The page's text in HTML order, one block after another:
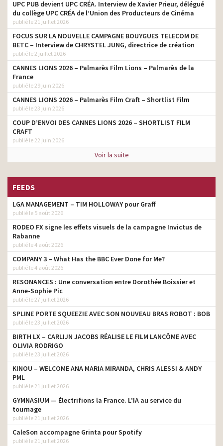
Bouygues Telecom – Vous
allez redécouvrir votre
maison
Sega – Humankind- Trailer
To The Moon
head tv prod
Orangina – C’est meilleur
quand c’est secoué
Givenchy – Irrésistible Eau
de Parfum – Fran
Summers
head tv prod
Sega – Humankind- It’s
more than History. It’s
your Story
Valentino – Voce Viva –
Y de Yves Saint Laurent –
Lenny Kravitz – Why not?
Yves Saint Laurent – Mon
Valentino – Born In Roma
Yves Saint Laurent – Libre,
le nouveau parfum féminin
– Dua Lipa
head tv prod
Evian – Live Young – 2019
Beautiful Sport –
Crocodile Inside
head tv prod
Yves Saint Laurent – Y Eau
de Parfum – Adam Levine
Yves Saint Laurent – Black
Opium- Zoë Kravitz
head tv prod
SoFoot – Le papier
Yves Saint Laurent –
L’Homme Cologne Bleue
Eric Bompard – La douceur
est invincible
head tv prod
UPC PUB devient UPC CRÉA. Interview de Xavier Prieur, délégué
du collège UPC CRÉA de l’Union des Producteurs de Cinéma
publié le 21 juillet 2026
FOCUS SUR LA NOUVELLE CAMPAGNE BOUYGUES TELECOM DE
BETC – Interview de CHRYSTEL JUNG, directrice de création
publié le 2 juillet 2026
CANNES LIONS 2026 – Palmarès Film Lions – Palmarès de la
France
publié le 29 juin 2026
CANNES LIONS 2026 – Palmarès Film Craft – Shortlist Film
publié le 23 juin 2026
COUP D’ENVOI DES CANNES LIONS 2026 – SHORTLIST FILM
CRAFT
publié le 22 juin 2026
Voir la suite
FEEDS
LGA MANAGEMENT – TIM HOLLOWAY pour Graff
publié le 5 août 2026
RODEO FX signe les effets visuels de la campagne Invictus de
Rabanne
publié le 4 août 2026
COMPANY 3 – What Has the BBC Ever Done for Me?
publié le 4 août 2026
RESONANCES : Une conversation entre Dorothée Boissier et
Anne-Sophie Pic
publié le 27 juillet 2026
SPLINE PORTE SQUEEZIE AVEC SON NOUVEAU BRAS ROBOT : BOB
publié le 23 juillet 2026
BIRTH LX – CARLIJN JACOBS RÉALISE LE FILM LANCÔME AVEC
OLIVIA RODRIGO
publié le 23 juillet 2026
KINOU – WELCOME ANA MARIA MIRANDA, CHRIS ALESSI & ANDY
PML
publié le 21 juillet 2026
GYMNASIUM — Électrifions la France. L’IA au service du
tournage
publié le 21 juillet 2026
CaleSon accompagne Grinta pour Spotify
publié le 21 juillet 2026